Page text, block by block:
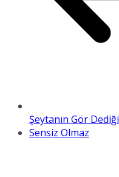
Şeytanın Gör Dediği
Sensiz Olmaz